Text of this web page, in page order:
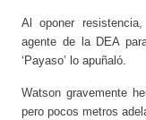
Al oponer
agente de la DEA
‘Payaso’ lo apuñaló.
Watson gravemente
pero pocos metros